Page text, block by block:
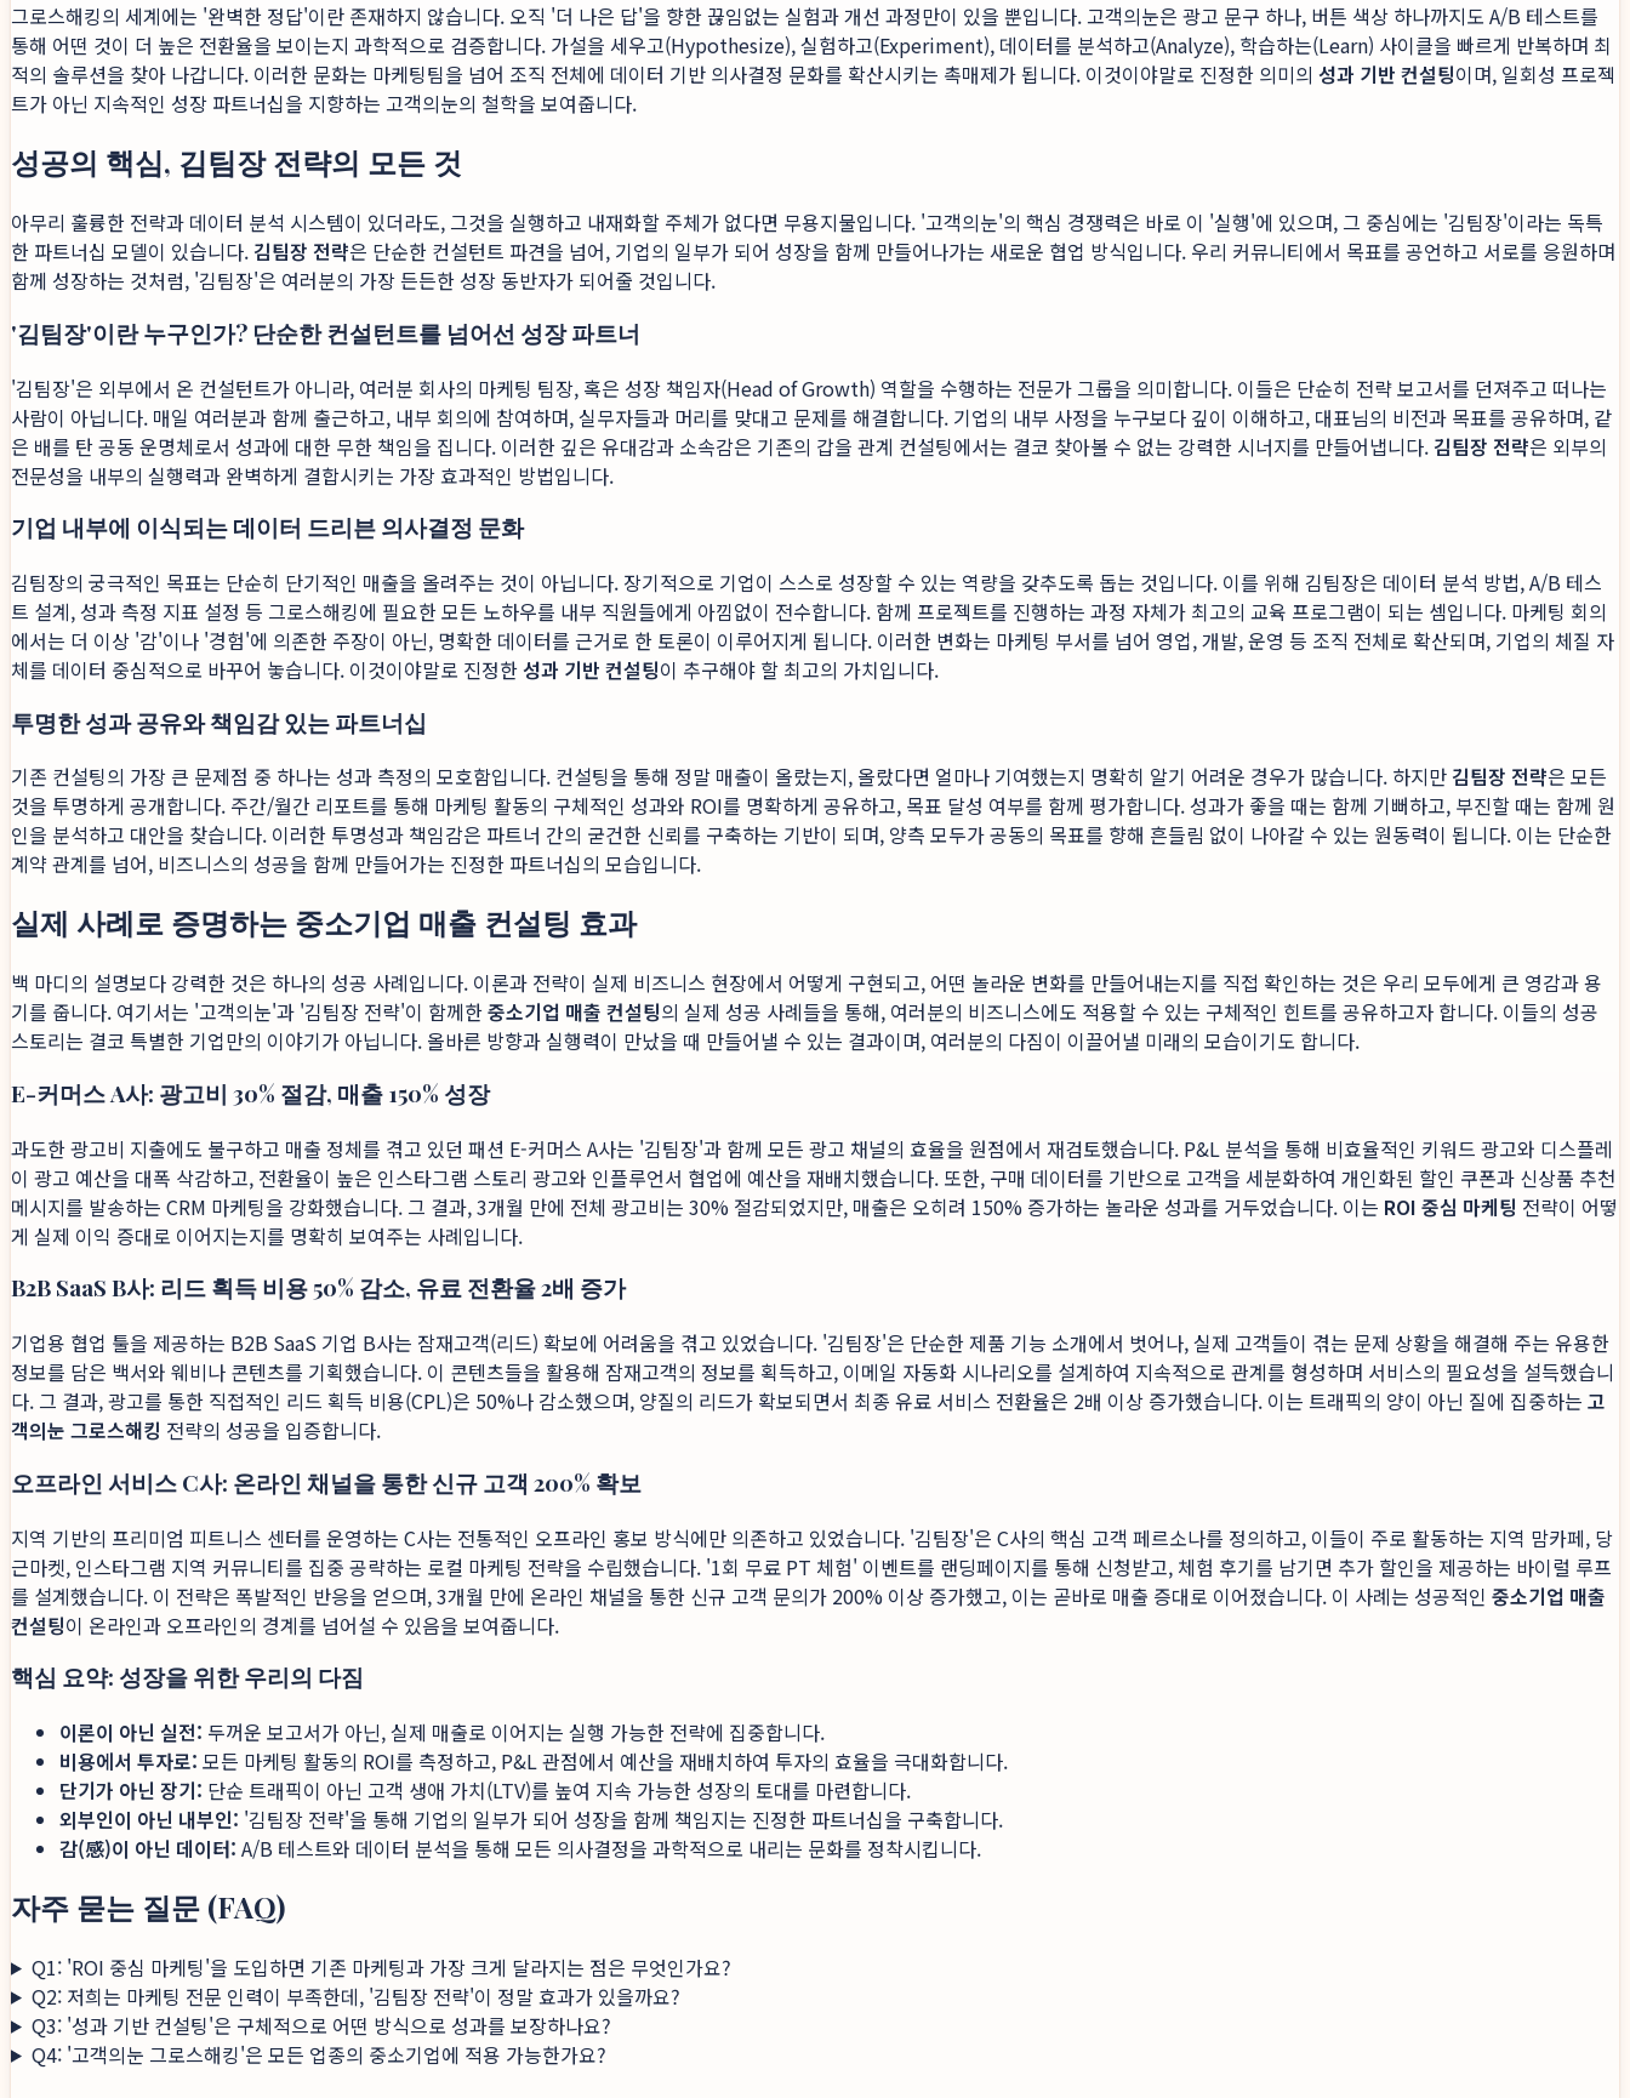
그로스해킹의 세계에는 '완벽한 정답'이란 존재하지 않습니다. 오직 '더 나은 답'을 향한 끊임없는 실험과 개선 과정만이 있을 뿐입니다. 고객의눈은 광고 문구 하나, 버튼 색상 하나까지도 A/B 테스트를
통해 어떤 것이 더 높은 전환율을 보이는지 과학적으로 검증합니다. 가설을 세우고(Hypothesize), 실험하고(Experiment), 데이터를 분석하고(Analyze), 학습하는(Learn) 사이클을 빠르게 반복하며 최
적의 솔루션을 찾아 나갑니다. 이러한 문화는 마케팅팀을 넘어 조직 전체에 데이터 기반 의사결정 문화를 확산시키는 촉매제가 됩니다. 이것이야말로 진정한 의미의 성과 기반 컨설팅이며, 일회성 프로젝
트가 아닌 지속적인 성장 파트너십을 지향하는 고객의눈의 철학을 보여줍니다.
성공의 핵심, 김팀장 전략의 모든 것
아무리 훌륭한 전략과 데이터 분석 시스템이 있더라도, 그것을 실행하고 내재화할 주체가 없다면 무용지물입니다. '고객의눈'의 핵심 경쟁력은 바로 이 '실행'에 있으며, 그 중심에는 '김팀장'이라는 독특
한 파트너십 모델이 있습니다. 김팀장 전략은 단순한 컨설턴트 파견을 넘어, 기업의 일부가 되어 성장을 함께 만들어나가는 새로운 협업 방식입니다. 우리 커뮤니티에서 목표를 공언하고 서로를 응원하며
함께 성장하는 것처럼, '김팀장'은 여러분의 가장 든든한 성장 동반자가 되어줄 것입니다.
'김팀장'이란 누구인가? 단순한 컨설턴트를 넘어선 성장 파트너
'김팀장'은 외부에서 온 컨설턴트가 아니라, 여러분 회사의 마케팅 팀장, 혹은 성장 책임자(Head of Growth) 역할을 수행하는 전문가 그룹을 의미합니다. 이들은 단순히 전략 보고서를 던져주고 떠나는
사람이 아닙니다. 매일 여러분과 함께 출근하고, 내부 회의에 참여하며, 실무자들과 머리를 맞대고 문제를 해결합니다. 기업의 내부 사정을 누구보다 깊이 이해하고, 대표님의 비전과 목표를 공유하며, 같
은 배를 탄 공동 운명체로서 성과에 대한 무한 책임을 집니다. 이러한 깊은 유대감과 소속감은 기존의 갑을 관계 컨설팅에서는 결코 찾아볼 수 없는 강력한 시너지를 만들어냅니다. 김팀장 전략은 외부의
전문성을 내부의 실행력과 완벽하게 결합시키는 가장 효과적인 방법입니다.
기업 내부에 이식되는 데이터 드리븐 의사결정 문화
김팀장의 궁극적인 목표는 단순히 단기적인 매출을 올려주는 것이 아닙니다. 장기적으로 기업이 스스로 성장할 수 있는 역량을 갖추도록 돕는 것입니다. 이를 위해 김팀장은 데이터 분석 방법, A/B 테스
트 설계, 성과 측정 지표 설정 등 그로스해킹에 필요한 모든 노하우를 내부 직원들에게 아낌없이 전수합니다. 함께 프로젝트를 진행하는 과정 자체가 최고의 교육 프로그램이 되는 셈입니다. 마케팅 회의
에서는 더 이상 '감'이나 '경험'에 의존한 주장이 아닌, 명확한 데이터를 근거로 한 토론이 이루어지게 됩니다. 이러한 변화는 마케팅 부서를 넘어 영업, 개발, 운영 등 조직 전체로 확산되며, 기업의 체질 자
체를 데이터 중심적으로 바꾸어 놓습니다. 이것이야말로 진정한성과 기반 컨설팅이 추구해야 할 최고의 가치입니다.
투명한 성과 공유와 책임감 있는 파트너십
기존 컨설팅의 가장 큰 문제점 중 하나는 성과 측정의 모호함입니다. 컨설팅을 통해 정말 매출이 올랐는지, 올랐다면 얼마나 기여했는지 명확히 알기 어려운 경우가 많습니다. 하지만 김팀장 전략은 모든
것을 투명하게 공개합니다. 주간/월간 리포트를 통해 마케팅 활동의 구체적인 성과와 ROI를 명확하게 공유하고, 목표 달성 여부를 함께 평가합니다. 성과가 좋을 때는 함께 기뻐하고, 부진할 때는 함께 원
인을 분석하고 대안을 찾습니다. 이러한 투명성과 책임감은 파트너 간의 굳건한 신뢰를 구축하는 기반이 되며, 양측 모두가 공동의 목표를 향해 흔들림 없이 나아갈 수 있는 원동력이 됩니다. 이는 단순한
계약 관계를 넘어, 비즈니스의 성공을 함께 만들어가는 진정한 파트너십의 모습입니다.
실제 사례로 증명하는 중소기업 매출 컨설팅 효과
백 마디의 설명보다 강력한 것은 하나의 성공 사례입니다. 이론과 전략이 실제 비즈니스 현장에서 어떻게 구현되고, 어떤 놀라운 변화를 만들어내는지를 직접 확인하는 것은 우리 모두에게 큰 영감과 용
기를 줍니다. 여기서는 '고객의눈'과 '김팀장 전략'이 함께한중소기업 매출 컨설팅의 실제 성공 사례들을 통해, 여러분의 비즈니스에도 적용할 수 있는 구체적인 힌트를 공유하고자 합니다. 이들의 성공
스토리는 결코 특별한 기업만의 이야기가 아닙니다. 올바른 방향과 실행력이 만났을 때 만들어낼 수 있는 결과이며, 여러분의 다짐이 이끌어낼 미래의 모습이기도 합니다.
E-커머스 A사: 광고비 30% 절감, 매출 150% 성장
과도한 광고비 지출에도 불구하고 매출 정체를 겪고 있던 패션 E-커머스 A사는 '김팀장'과 함께 모든 광고 채널의 효율을 원점에서 재검토했습니다. P&L 분석을 통해 비효율적인 키워드 광고와 디스플레
이 광고 예산을 대폭 삭감하고, 전환율이 높은 인스타그램 스토리 광고와 인플루언서 협업에 예산을 재배치했습니다. 또한, 구매 데이터를 기반으로 고객을 세분화하여 개인화된 할인 쿠폰과 신상품 추천
메시지를 발송하는 CRM 마케팅을 강화했습니다. 그 결과, 3개월 만에 전체 광고비는 30% 절감되었지만, 매출은 오히려 150% 증가하는 놀라운 성과를 거두었습니다. 이는 ROI 중심 마케팅 전략이 어떻
게 실제 이익 증대로 이어지는지를 명확히 보여주는 사례입니다.
B2B SaaS B사: 리드 획득 비용 50% 감소, 유료 전환율 2배 증가
기업용 협업 툴을 제공하는 B2B SaaS 기업 B사는 잠재고객(리드) 확보에 어려움을 겪고 있었습니다. '김팀장'은 단순한 제품 기능 소개에서 벗어나, 실제 고객들이 겪는 문제 상황을 해결해 주는 유용한
정보를 담은 백서와 웨비나 콘텐츠를 기획했습니다. 이 콘텐츠들을 활용해 잠재고객의 정보를 획득하고, 이메일 자동화 시나리오를 설계하여 지속적으로 관계를 형성하며 서비스의 필요성을 설득했습니
다. 그 결과, 광고를 통한 직접적인 리드 획득 비용(CPL)은 50%나 감소했으며, 양질의 리드가 확보되면서 최종 유료 서비스 전환율은 2배 이상 증가했습니다. 이는 트래픽의 양이 아닌 질에 집중하는 고
객의눈 그로스해킹 전략의 성공을 입증합니다.
오프라인 서비스 C사: 온라인 채널을 통한 신규 고객 200% 확보
지역 기반의 프리미엄 피트니스 센터를 운영하는 C사는 전통적인 오프라인 홍보 방식에만 의존하고 있었습니다. '김팀장'은 C사의 핵심 고객 페르소나를 정의하고, 이들이 주로 활동하는 지역 맘카페, 당
근마켓, 인스타그램 지역 커뮤니티를 집중 공략하는 로컬 마케팅 전략을 수립했습니다. '1회 무료 PT 체험' 이벤트를 랜딩페이지를 통해 신청받고, 체험 후기를 남기면 추가 할인을 제공하는 바이럴 루프
를 설계했습니다. 이 전략은 폭발적인 반응을 얻으며, 3개월 만에 온라인 채널을 통한 신규 고객 문의가 200% 이상 증가했고, 이는 곧바로 매출 증대로 이어졌습니다. 이 사례는 성공적인 중소기업 매출
컨설팅이 온라인과 오프라인의 경계를 넘어설 수 있음을 보여줍니다.
핵심 요약: 성장을 위한 우리의 다짐
이론이 아닌 실전: 두꺼운 보고서가 아닌, 실제 매출로 이어지는 실행 가능한 전략에 집중합니다.
비용에서 투자로: 모든 마케팅 활동의 ROI를 측정하고, P&L 관점에서 예산을 재배치하여 투자의 효율을 극대화합니다.
단기가 아닌 장기: 단순 트래픽이 아닌 고객 생애 가치(LTV)를 높여 지속 가능한 성장의 토대를 마련합니다.
외부인이 아닌 내부인: '김팀장 전략'을 통해 기업의 일부가 되어 성장을 함께 책임지는 진정한 파트너십을 구축합니다.
감(感)이 아닌 데이터: A/B 테스트와 데이터 분석을 통해 모든 의사결정을 과학적으로 내리는 문화를 정착시킵니다.
자주 묻는 질문 (FAQ)
Q1: 'ROI 중심 마케팅'을 도입하면 기존 마케팅과 가장 크게 달라지는 점은 무엇인가요?
Q2: 저희는 마케팅 전문 인력이 부족한데, '김팀장 전략'이 정말 효과가 있을까요?
Q3: '성과 기반 컨설팅'은 구체적으로 어떤 방식으로 성과를 보장하나요?
Q4: '고객의눈 그로스해킹'은 모든 업종의 중소기업에 적용 가능한가요?